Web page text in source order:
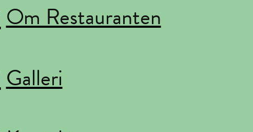
Om Restauranten
Galleri